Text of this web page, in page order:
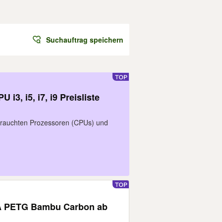
Suchauftrag speichern
i3, i5, i7, i9 Preisliste
Prozessoren (CPUs) und
Bambu Carbon ab